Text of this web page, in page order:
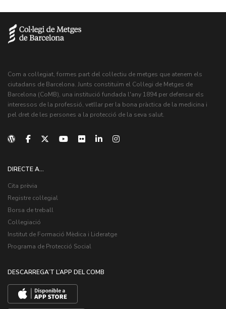
Com a col·legiat, formes part del col·lectiu de metges que atenem els
ciutadans de Barcelona. Junts constituïm el Col·legi de Metges de
Barcelona (CoMB), una institució fundada l'any 1894 per defensar els
interessos de la professió, vetllar per la bona pràctica de la medicina i
pel dret de les persones a la protecció de la seva salut.
DIRECTE A...
Cita prèvia
Registre col·legial
Borsa de treball
Col·legiació
Institut de Formació Mèdica i Lideratge
Programa de Protecció Social
DESCARREGA’T L’APP DEL COMB